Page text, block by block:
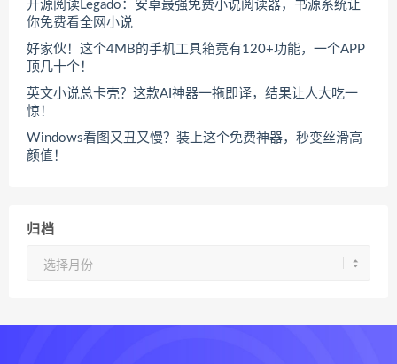
开源阅读Legado：安卓最强免费小说阅读器，书源系统让
你免费看全网小说
好家伙！这个4MB的手机工具箱竟有120+功能，一个APP
顶几十个！
英文小说总卡壳？这款AI神器一拖即译，结果让人大吃一
惊！
Windows看图又丑又慢？装上这个免费神器，秒变丝滑高
颜值！
归档